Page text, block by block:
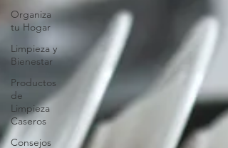
Organiza
tu Hogar
Limpieza y
Bienestar
Productos
de
Limpieza
Caseros
Consejos